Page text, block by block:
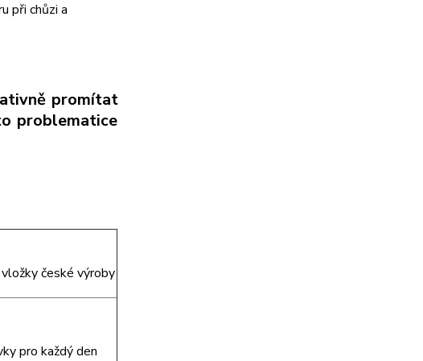
při chůzi a
promítat
problematice
české výroby
pro každý den